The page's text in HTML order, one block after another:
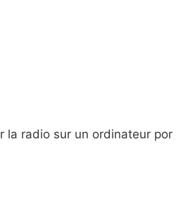
la radio sur un ordinateur por